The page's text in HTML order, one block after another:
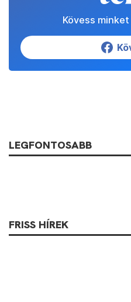
Kövess
LEGFONTOSABB
FRISS HÍREK